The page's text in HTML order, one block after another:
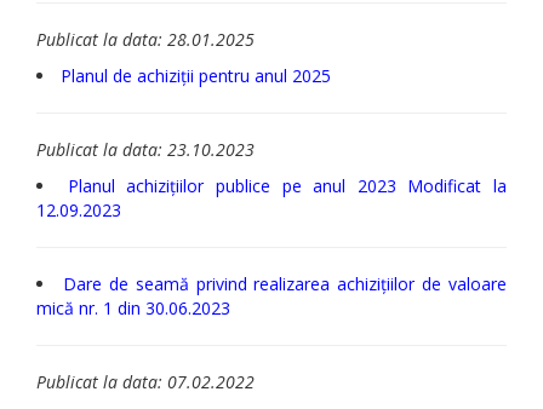
Publicat la data: 28.01.2025
Planul de achiziții pentru anul 2025
Publicat la data: 23.10.2023
Planul achizițiilor publice pe anul 2023 Modificat la
12.09.2023
Dare de seamă privind realizarea achizițiilor de valoare
mică nr. 1 din 30.06.2023
Publicat la data: 07.02.2022